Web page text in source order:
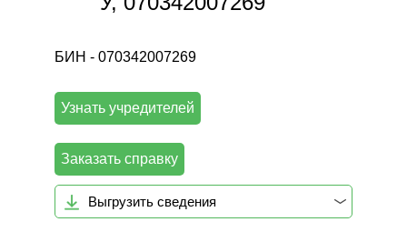
БИН - 070342007269
Узнать учредителей
Заказать справку
Выгрузить сведения